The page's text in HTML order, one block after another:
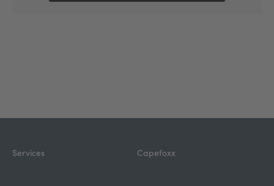
Services Capefoxx